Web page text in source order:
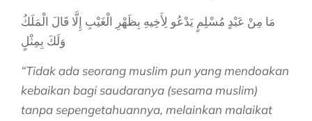
مَا مِنْ عَبْدٍ مُسْلِمٍ يَدْعُو لِأَخِيهِ بِظَهْرِ الْغَيْبِ إِلَّا قَالَ الْمَلَكُ
وَلَكَ بِمِثْلٍ
“Tidak ada seorang muslim pun yang mendoakan
kebaikan bagi saudaranya (sesama muslim)
tanpa sepengetahuannya, melainkan malaikat